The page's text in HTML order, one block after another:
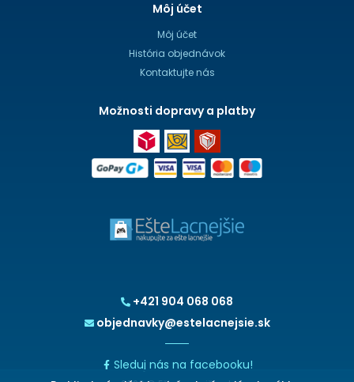
+421 904 068 068
objednavky@estelacnejsie.sk
Sleduj nás na facebooku!
Môj účet
Môj účet
História objednávok
Kontaktujte nás
Možnosti dopravy a platby